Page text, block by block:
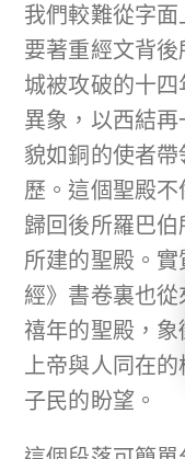
我們較難從字
要著重經文背
城被攻破的十
異象，以西結
貌如銅的使者
歷。這個聖殿
歸回後所羅巴
所建的聖殿。
經》書卷裏也從
禧年的聖殿，象
上帝與人同在
子民的盼望。